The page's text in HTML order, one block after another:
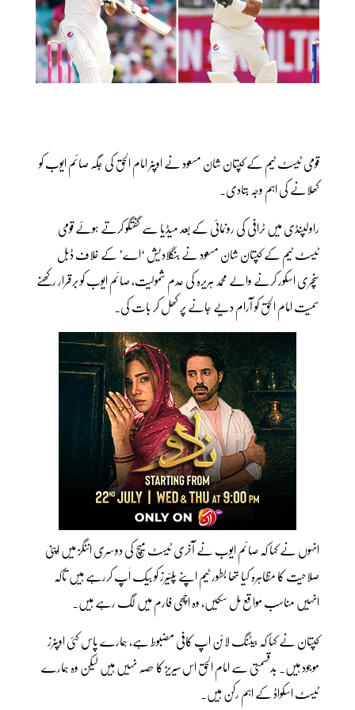
قومی ٹیسٹ ٹیم کے کپتان شان مسعود نے اوپنر امام الحق کی جگہ صائم ایوب کو
کھلانے کی اہم وجہ بتادی۔
راولپنڈی میں ٹرافی کی رونمائی کے بعد میڈیا سے گفتگو کرتے ہوئے قومی
ٹیسٹ ٹیم کے کپتان شان مسعود نے بنگلادیش ‘اے’ کے خلاف ڈبل
سنچری اسکور کرنے والے محمد ہریرہ کی عدم شمولیت، صائم ایوب کو برقرار رکھنے
سمیت امام الحق کو آرام دیے جانے پر کھل کر بات کی۔
انہوں نے کہا کہ صائم ایوب نے آخری ٹیسٹ میچ کی دوسری اننگز میں اپنی
صلاحیت کا مظاہرہ کیا تھا بطور ٹیم اپنے پلئیرز کو بیک اَپ کررہے ہیں تاکہ
انہیں مناسب مواقع مل سکیں، وہ اچھی فارم میں لگ رہے ہیں۔
کپتان نے کہا کہ بیٹنگ لائن اپ کافی مضبوط ہے، ہمارے پاس کئی اوپنرز
موجود ہیں۔ بدقسمتی سے امام الحق اس سیریز کا حصہ نہیں ہیں لیکن وہ ہمارے
ٹیسٹ اسکواڈ کے اہم رکن ہیں۔